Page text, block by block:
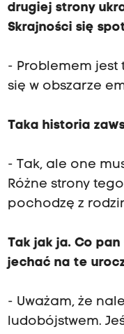
drugiej strony
Skrajności się
- Problemem jest
się w obszarze
Taka historia
- Tak, ale one
Różne strony
pochodzę z
Tak jak ja. Co
jechać na te
- Uważam, że
ludobójstwem.